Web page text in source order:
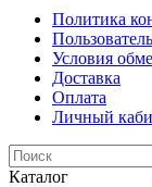
Политика
Условия
Доставка
Оплата
Личный
Каталог